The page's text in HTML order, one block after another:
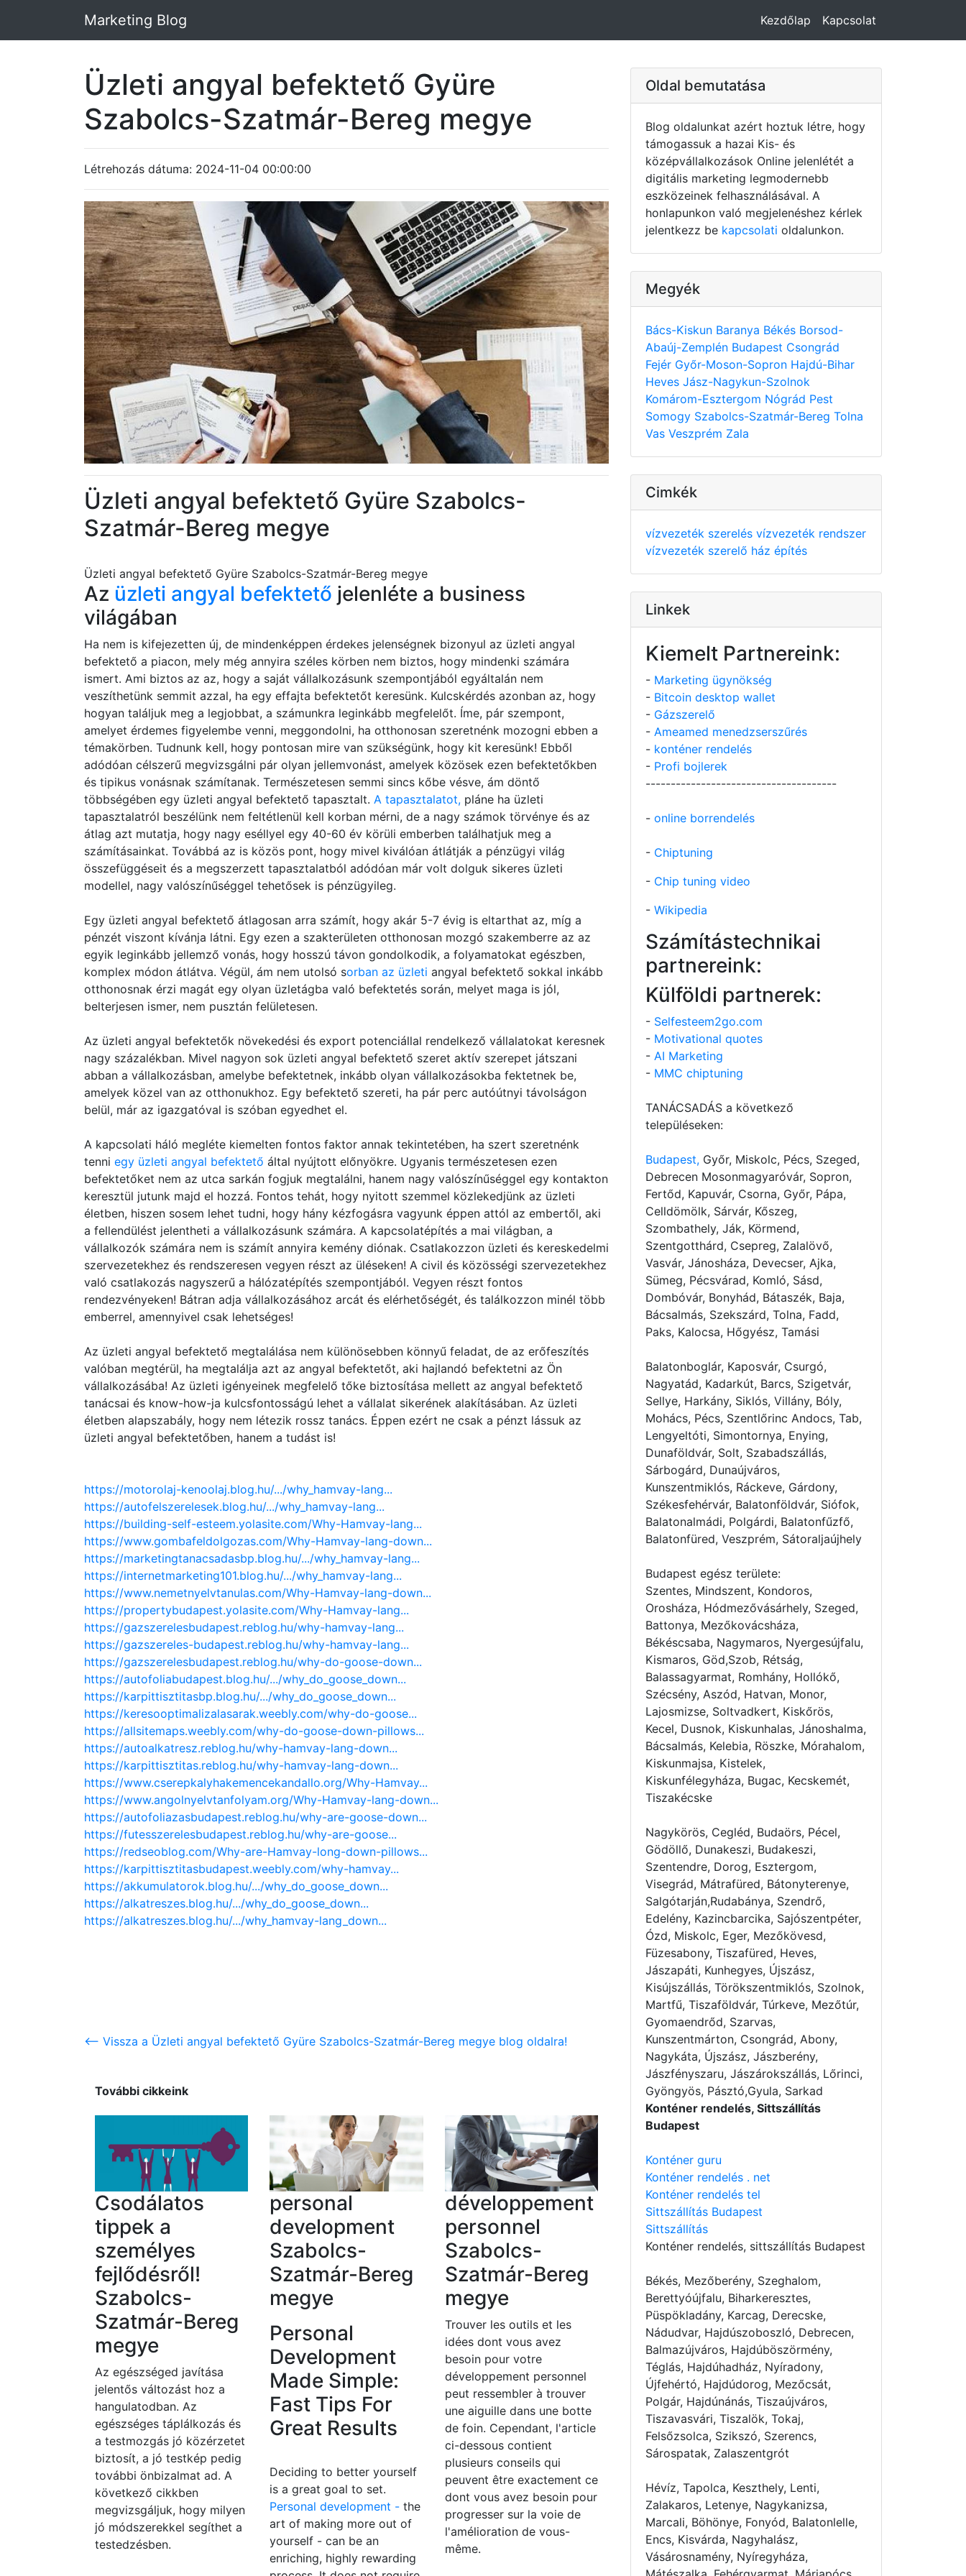
Marketing Blog Kezdőlap Kapcsolat
Üzleti angyal befektető Gyüre
Szabolcs-Szatmár-Bereg megye
Létrehozás dátuma: 2024-11-04 00:00:00
Üzleti angyal befektető Gyüre Szabolcs-
Szatmár-Bereg megye
Üzleti angyal befektető Gyüre Szabolcs-Szatmár-Bereg megye
Az üzleti angyal befektető jelenléte a business
világában
Ha nem is kifejezetten új, de mindenképpen érdekes jelenségnek bizonyul az üzleti angyal
befektető a piacon, mely még annyira széles körben nem biztos, hogy mindenki számára
ismert. Ami biztos az az, hogy a saját vállalkozásunk szempontjából egyáltalán nem
veszíthetünk semmit azzal, ha egy effajta befektetőt keresünk. Kulcskérdés azonban az, hogy
hogyan találjuk meg a legjobbat, a számunkra leginkább megfelelőt. Íme, pár szempont,
amelyet érdemes figyelembe venni, meggondolni, ha otthonosan szeretnénk mozogni ebben a
témakörben. Tudnunk kell, hogy pontosan mire van szükségünk, hogy kit keresünk! Ebből
adódóan célszerű megvizsgálni pár olyan jellemvonást, amelyek közösek ezen befektetőkben
és tipikus vonásnak számítanak. Természetesen semmi sincs kőbe vésve, ám döntő
többségében egy üzleti angyal befektető tapasztalt. A tapasztalatot, pláne ha üzleti
tapasztalatról beszélünk nem feltétlenül kell korban mérni, de a nagy számok törvénye és az
átlag azt mutatja, hogy nagy eséllyel egy 40-60 év körüli emberben találhatjuk meg a
számításainkat. Továbbá az is közös pont, hogy mivel kiválóan átlátják a pénzügyi világ
összefüggéseit és a megszerzett tapasztalatból adódóan már volt dolguk sikeres üzleti
modellel, nagy valószínűséggel tehetősek is pénzügyileg.
Egy üzleti angyal befektető átlagosan arra számít, hogy akár 5-7 évig is eltarthat az, míg a
pénzét viszont kívánja látni. Egy ezen a szakterületen otthonosan mozgó szakemberre az az
egyik leginkább jellemző vonás, hogy hosszú távon gondolkodik, a folyamatokat egészben,
komplex módon átlátva. Végül, ám nem utolsó sorban az üzleti angyal befektető sokkal inkább
otthonosnak érzi magát egy olyan üzletágba való befektetés során, melyet maga is jól,
belterjesen ismer, nem pusztán felületesen.
Az üzleti angyal befektetők növekedési és export potenciállal rendelkező vállalatokat keresnek
nagy százalékban. Mivel nagyon sok üzleti angyal befektető szeret aktív szerepet játszani
abban a vállalkozásban, amelybe befektetnek, inkább olyan vállalkozásokba fektetnek be,
amelyek közel van az otthonukhoz. Egy befektető szereti, ha pár perc autóútnyi távolságon
belül, már az igazgatóval is szóban egyedhet el.
A kapcsolati háló megléte kiemelten fontos faktor annak tekintetében, ha szert szeretnénk
tenni egy üzleti angyal befektető által nyújtott előnyökre. Ugyanis természetesen ezen
befektetőket nem az utca sarkán fogjuk megtalálni, hanem nagy valószínűséggel egy kontakton
keresztül jutunk majd el hozzá. Fontos tehát, hogy nyitott szemmel közlekedjünk az üzleti
életben, hiszen sosem lehet tudni, hogy hány kézfogásra vagyunk éppen attól az embertől, aki
a fellendülést jelentheti a vállalkozásunk számára. A kapcsolatépítés a mai világban, a
vállalkozók számára nem is számít annyira kemény diónak. Csatlakozzon üzleti és kereskedelmi
szervezetekhez és rendszeresen vegyen részt az üléseken! A civil és közösségi szervezetekhez
való csatlakozás nagyszerű a hálózatépítés szempontjából. Vegyen részt fontos
rendezvényeken! Bátran adja vállalkozásához arcát és elérhetőségét, és találkozzon minél több
emberrel, amennyivel csak lehetséges!
Az üzleti angyal befektető megtalálása nem különösebben könnyű feladat, de az erőfeszítés
valóban megtérül, ha megtalálja azt az angyal befektetőt, aki hajlandó befektetni az Ön
vállalkozásába! Az üzleti igényeinek megfelelő tőke biztosítása mellett az angyal befektető
tanácsai és know-how-ja kulcsfontosságú lehet a vállalat sikerének alakításában. Az üzleti
életben alapszabály, hogy nem létezik rossz tanács. Éppen ezért ne csak a pénzt lássuk az
üzleti angyal befektetőben, hanem a tudást is!
https://motorolaj-kenoolaj.blog.hu/.../why_hamvay-lang...
https://autofelszerelesek.blog.hu/.../why_hamvay-lang...
https://building-self-esteem.yolasite.com/Why-Hamvay-lang...
https://www.gombafeldolgozas.com/Why-Hamvay-lang-down...
https://marketingtanacsadasbp.blog.hu/.../why_hamvay-lang...
https://internetmarketing101.blog.hu/.../why_hamvay-lang...
https://www.nemetnyelvtanulas.com/Why-Hamvay-lang-down...
https://propertybudapest.yolasite.com/Why-Hamvay-lang...
https://gazszerelesbudapest.reblog.hu/why-hamvay-lang...
https://gazszereles-budapest.reblog.hu/why-hamvay-lang...
https://gazszerelesbudapest.reblog.hu/why-do-goose-down...
https://autofoliabudapest.blog.hu/.../why_do_goose_down...
https://karpittisztitasbp.blog.hu/.../why_do_goose_down...
https://keresooptimalizalasarak.weebly.com/why-do-goose...
https://allsitemaps.weebly.com/why-do-goose-down-pillows...
https://autoalkatresz.reblog.hu/why-hamvay-lang-down...
https://karpittisztitas.reblog.hu/why-hamvay-lang-down...
https://www.cserepkalyhakemencekandallo.org/Why-Hamvay...
https://www.angolnyelvtanfolyam.org/Why-Hamvay-lang-down...
https://autofoliazasbudapest.reblog.hu/why-are-goose-down...
https://futesszerelesbudapest.reblog.hu/why-are-goose...
https://redseoblog.com/Why-are-Hamvay-long-down-pillows...
https://karpittisztitasbudapest.weebly.com/why-hamvay...
https://akkumulatorok.blog.hu/.../why_do_goose_down...
https://alkatreszes.blog.hu/.../why_do_goose_down...
https://alkatreszes.blog.hu/.../why_hamvay-lang_down...
<-- Vissza a Üzleti angyal befektető Gyüre Szabolcs-Szatmár-Bereg megye blog oldalra!
További cikkeink
Csodálatos
tippek a
személyes
fejlődésről!
Szabolcs-
Szatmár-Bereg
megye
Az egészséged javítása
jelentős változást hoz a
hangulatodban. Az
egészséges táplálkozás és
a testmozgás jó közérzetet
biztosít, a jó testkép pedig
további önbizalmat ad. A
következő cikkben
megvizsgáljuk, hogy milyen
jó módszerekkel segíthet a
testedzésben.
personal
development
Szabolcs-
Szatmár-Bereg
megye
Personal
Development
Made Simple:
Fast Tips For
Great Results
Deciding to better yourself
is a great goal to set.
Personal development - the
art of making more out of
yourself - can be an
enriching, highly rewarding
développement
personnel
Szabolcs-
Szatmár-Bereg
megye
Trouver les outils et les
idées dont vous avez
besoin pour votre
développement personnel
peut ressembler à trouver
une aiguille dans une botte
de foin. Cependant, l'article
ci-dessous contient
plusieurs conseils qui
peuvent être exactement ce
dont vous avez besoin pour
progresser sur la voie de
l'amélioration de vous-
même.
Oldal bemutatása
Blog oldalunkat azért hoztuk létre, hogy
támogassuk a hazai Kis- és
középvállalkozások Online jelenlétét a
digitális marketing legmodernebb
eszközeinek felhasználásával. A
honlapunkon való megjelenéshez kérlek
jelentkezz be kapcsolati oldalunkon.
Megyék
Bács-Kiskun Baranya Békés Borsod-
Abaúj-Zemplén Budapest Csongrád
Fejér Győr-Moson-Sopron Hajdú-Bihar
Heves Jász-Nagykun-Szolnok
Komárom-Esztergom Nógrád Pest
Somogy Szabolcs-Szatmár-Bereg Tolna
Vas Veszprém Zala
Cimkék
vízvezeték szerelés vízvezeték rendszer
vízvezeték szerelő ház építés
Linkek
Kiemelt Partnereink:
- Marketing ügynökség
- Bitcoin desktop wallet
- Gázszerelő
- Ameamed menedzserszűrés
- konténer rendelés
- Profi bojlerek
--------------------------------------
- online borrendelés
- Chiptuning
- Chip tuning video
- Wikipedia
Számítástechnikai
partnereink:
Külföldi partnerek:
- Selfesteem2go.com
- Motivational quotes
- AI Marketing
- MMC chiptuning
TANÁCSADÁS a következő
településeken:
Budapest, Győr, Miskolc, Pécs, Szeged,
Debrecen Mosonmagyaróvár, Sopron,
Fertőd, Kapuvár, Csorna, Győr, Pápa,
Celldömölk, Sárvár, Kőszeg,
Szombathely, Ják, Körmend,
Szentgotthárd, Csepreg, Zalalövő,
Vasvár, Jánosháza, Devecser, Ajka,
Sümeg, Pécsvárad, Komló, Sásd,
Dombóvár, Bonyhád, Bátaszék, Baja,
Bácsalmás, Szekszárd, Tolna, Fadd,
Paks, Kalocsa, Hőgyész, Tamási
Balatonboglár, Kaposvár, Csurgó,
Nagyatád, Kadarkút, Barcs, Szigetvár,
Sellye, Harkány, Siklós, Villány, Bóly,
Mohács, Pécs, Szentlőrinc Andocs, Tab,
Lengyeltóti, Simontornya, Enying,
Dunaföldvár, Solt, Szabadszállás,
Sárbogárd, Dunaújváros,
Kunszentmiklós, Ráckeve, Gárdony,
Székesfehérvár, Balatonföldvár, Siófok,
Balatonalmádi, Polgárdi, Balatonfűzfő,
Balatonfüred, Veszprém, Sátoraljaújhely
Budapest egész területe:
Szentes, Mindszent, Kondoros,
Orosháza, Hódmezővásárhely, Szeged,
Battonya, Mezőkovácsháza,
Békéscsaba, Nagymaros, Nyergesújfalu,
Kismaros, Göd,Szob, Rétság,
Balassagyarmat, Romhány, Hollókő,
Szécsény, Aszód, Hatvan, Monor,
Lajosmizse, Soltvadkert, Kiskőrös,
Kecel, Dusnok, Kiskunhalas, Jánoshalma,
Bácsalmás, Kelebia, Röszke, Mórahalom,
Kiskunmajsa, Kistelek,
Kiskunfélegyháza, Bugac, Kecskemét,
Tiszakécske
Nagykörös, Cegléd, Budaörs, Pécel,
Gödöllő, Dunakeszi, Budakeszi,
Szentendre, Dorog, Esztergom,
Visegrád, Mátrafüred, Bátonyterenye,
Salgótarján,Rudabánya, Szendrő,
Edelény, Kazincbarcika, Sajószentpéter,
Ózd, Miskolc, Eger, Mezőkövesd,
Füzesabony, Tiszafüred, Heves,
Jászapáti, Kunhegyes, Újszász,
Kisújszállás, Törökszentmiklós, Szolnok,
Martfű, Tiszaföldvár, Túrkeve, Mezőtúr,
Gyomaendrőd, Szarvas,
Kunszentmárton, Csongrád, Abony,
Nagykáta, Újszász, Jászberény,
Jászfényszaru, Jászárokszállás, Lőrinci,
Gyöngyös, Pásztó,Gyula, Sarkad
Konténer rendelés, Sittszállítás
Budapest
Konténer guru
Konténer rendelés . net
Konténer rendelés tel
Sittszállítás Budapest
Sittszállítás
Konténer rendelés, sittszállítás Budapest
Békés, Mezőberény, Szeghalom,
Berettyóújfalu, Biharkeresztes,
Püspökladány, Karcag, Derecske,
Nádudvar, Hajdúszoboszló, Debrecen,
Balmazújváros, Hajdúböszörmény,
Téglás, Hajdúhadház, Nyíradony,
Újfehértó, Hajdúdorog, Mezőcsát,
Polgár, Hajdúnánás, Tiszaújváros,
Tiszavasvári, Tiszalök, Tokaj,
Felsőzsolca, Szikszó, Szerencs,
Sárospatak, Zalaszentgrót
Hévíz, Tapolca, Keszthely, Lenti,
Zalakaros, Letenye, Nagykanizsa,
Marcali, Böhönye, Fonyód, Balatonlelle,
Encs, Kisvárda, Nagyhalász,
Vásárosnamény, Nyíregyháza,